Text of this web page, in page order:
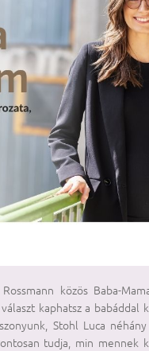
közös Baba-
kaphatsz a babáddal
Stohl Luca
tudja, min mennek